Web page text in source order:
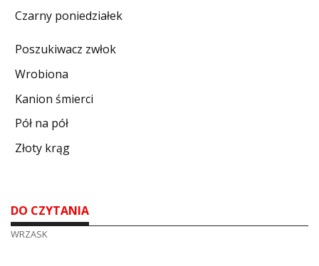
Czarny poniedziałek
Poszukiwacz zwłok
Wrobiona
Kanion śmierci
Pół na pół
Złoty krąg
DO CZYTANIA
WRZASK